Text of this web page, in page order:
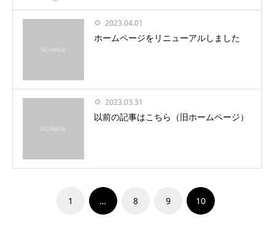
2023.04.01
ホームページをリニューアルしました
2023.03.31
以前の記事はこちら（旧ホームページ）
1 … 8 9 10